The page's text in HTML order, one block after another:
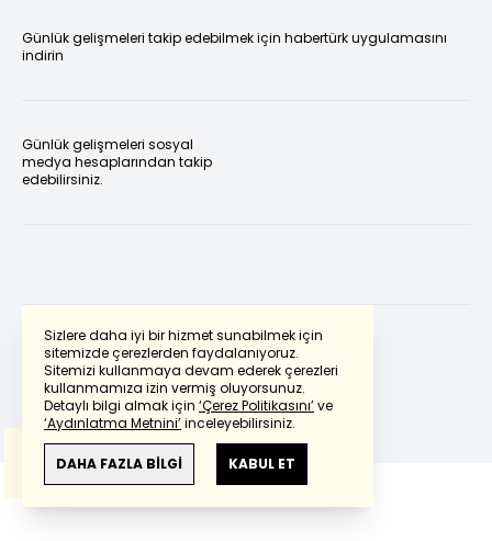
Sizlere daha iyi bir hizmet sunabilmek için
sitemizde çerezlerden faydalanıyoruz.
Sitemizi kullanmaya devam ederek çerezleri
kullanmamıza izin vermiş oluyorsunuz.
Detaylı bilgi almak için ‘Çerez Politikasını’ve
‘Aydınlatma Metnini’inceleyebilirsiniz.
DAHA FAZLA BİLGİ KABUL ET
Günlük gelişmeleri takip edebilmek için habertürk uygulamasını
indirin
Günlük gelişmeleri sosyal
medya hesaplarından takip
edebilirsiniz.
Powered by Translate
Bu çevirideGoogle Transletekullanılmıştır.
Anlam ve çeviri hatalarından
haberturk.com
sorumlu değildir.